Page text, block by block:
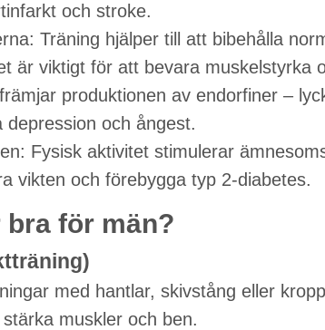
och stroke.
Träning hjälper till att bibehålla
är viktigt för att bevara muskelstyrka
produktionen av endorfiner –
depression och ångest.
Fysisk aktivitet stimulerar
vikten och förebygga typ 2-diabetes.
för män?
med hantlar, skivstång eller
muskler och ben.